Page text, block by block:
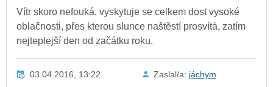
Vítr skoro nefouká, vyskytuje se celkem dost vysoké
oblačnosti, přes kterou slunce naštěstí prosvítá, zatím
nejteplejší den od začátku roku.
03.04.2016, 13:22 Zaslal/a: jáchym